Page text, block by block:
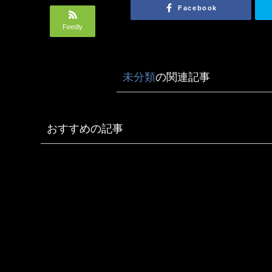
Feedly
Facebook
未分類の関連記事
おすすめの記事